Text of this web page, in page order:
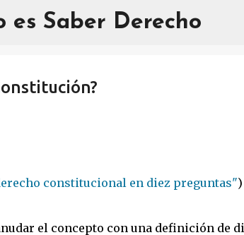
es Saber Derecho
constitucional en diez preguntas")
el concepto con una definición de